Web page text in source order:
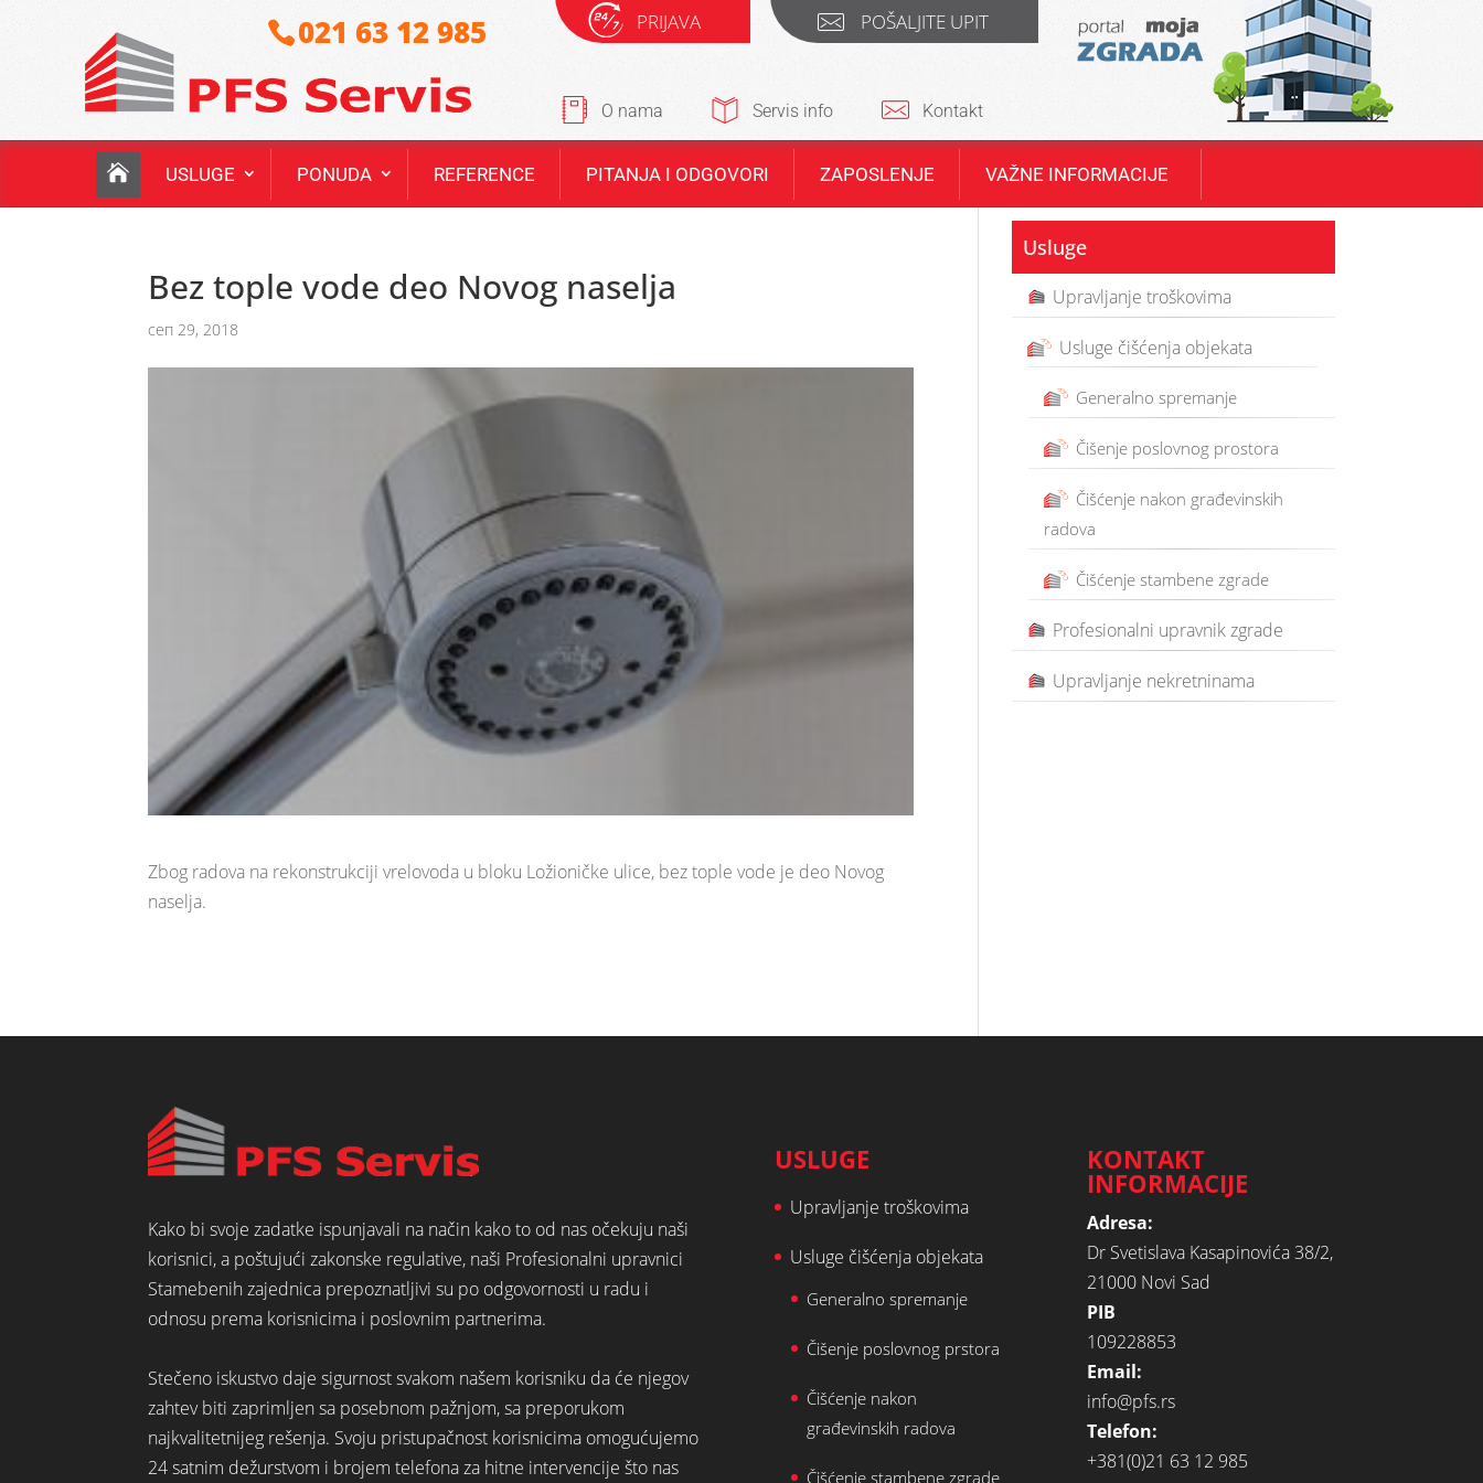
021 63 12 985 PRIJAVA POŠALJITE UPIT
O nama Servis info Kontakt
USLUGE PONUDA REFERENCE PITANJA I ODGOVORI ZAPOSLENJE VAŽNE INFORMACIJE
Bez tople vode deo Novog naselja
сеп 29, 2018
Zbog radova na rekonstrukciji vrelovoda u bloku Ložioničke ulice, bez tople vode je deo Novog
naselja.
Usluge
Upravljanje troškovima
Usluge čišćenja objekata
Generalno spremanje
Čišenje poslovnog prostora
Čišćenje nakon građevinskih
radova
Čišćenje stambene zgrade
Profesionalni upravnik zgrade
Upravljanje nekretninama
Kako bi svoje zadatke ispunjavali na način kako to od nas očekuju naši
korisnici, a poštujući zakonske regulative, naši Profesionalni upravnici
Stamebenih zajednica prepoznatljivi su po odgovornosti u radu i
odnosu prema korisnicima i poslovnim partnerima.
Stečeno iskustvo daje sigurnost svakom našem korisniku da će njegov
zahtev biti zaprimljen sa posebnom pažnjom, sa preporukom
najkvalitetnijeg rešenja. Svoju pristupačnost korisnicima omogućujemo
24 satnim dežurstvom i brojem telefona za hitne intervencije što nas
USLUGE
Upravljanje troškovima
Usluge čišćenja objekata
Generalno spremanje
Čišenje poslovnog prstora
Čišćenje nakon
građevinskih radova
Čišćenje stambene zgrade
KONTAKT
INFORMACIJE
Adresa:
Dr Svetislava Kasapinovića 38/2,
21000 Novi Sad
PIB
109228853
Email:
info@pfs.rs
Telefon:
+381(0)21 63 12 985